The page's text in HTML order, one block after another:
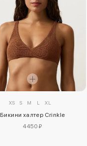
XS S M L XL
Бикини халтер Crinkle
4450 ₽